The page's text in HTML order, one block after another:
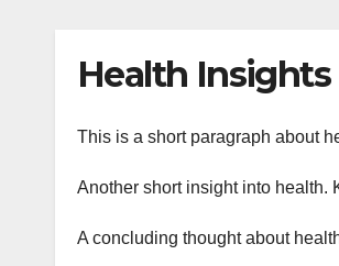
Health Insights
This is a short paragraph about
Another short insight into health.
A concluding thought about